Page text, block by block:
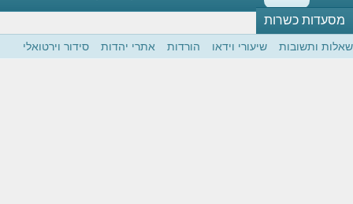
מסעדות כשרות
שאלות ותשובות שיעורי וידאו הורדות אתרי יהדות סידור וירטואלי